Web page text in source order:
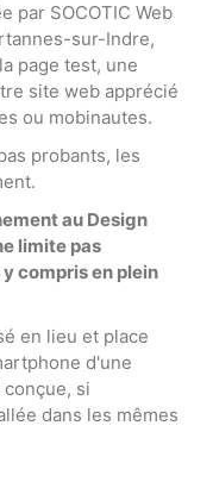
par SOCOTIC Web
sur-Indre,
page test, une
site web apprécié
ou mobinautes.
probants, les
au Design
limite pas
compris en plein
en lieu et place
d'une
si
dans les mêmes